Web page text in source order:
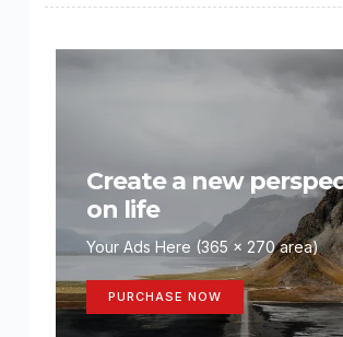
Create a new
on life
Your Ads Here (365 x 270 area)
PURCHASE NOW